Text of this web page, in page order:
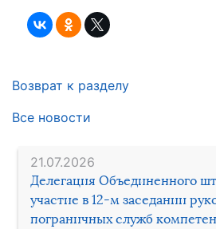
21.07.2026
Делегация Объединенного
участие в 12-м заседании
пограничных служб
Возврат к разделу
Все новости